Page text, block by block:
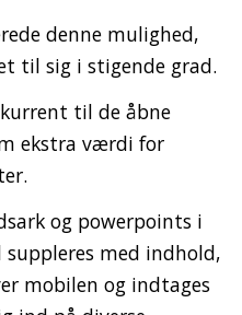
denne mulighed,
til sig i stigende grad.
til de åbne
ekstra værdi for
og powerpoints i
med indhold,
mobilen og indtages